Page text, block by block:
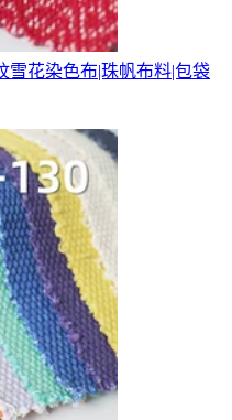
雪花染色布|珠帆布料|包袋